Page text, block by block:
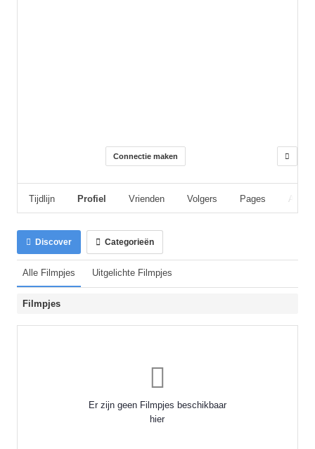
Connectie maken
Tijdlijn Profiel Vrienden Volgers Pages
Discover Categorieën
Alle Filmpjes Uitgelichte Filmpjes
Filmpjes
Er zijn geen Filmpjes beschikbaar
hier